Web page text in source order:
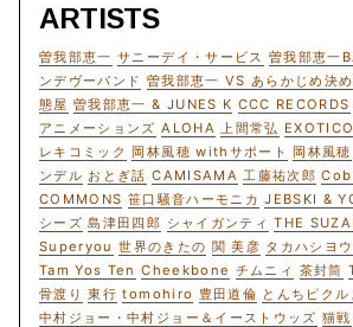
ARTISTS
曽我部恵一 サニーデイ・サービス 曽我部恵一
ンデヴーバンド 曽我部恵一 VS あらかじめ決
態屋 曽我部恵一 & JUNES K CCC RECORDS
アニメーションズ ALOHA 上間常弘
レキコミック 岡林風穂 withサポート 岡林風穂
ンデル おとぎ話 CAMISAMA 工藤祐次郎
COMMONS 笹口騒音ハーモニカ JEBSKI &
シーズ 島津田四郎 シャイガンティ THE
Superyou 世界のきたの 関 美彦 タカハシヨ
Tam Yos Ten Cheekbone チムニィ 茶封筒
骨渡り 東行 tomohiro 豊田道倫 とんちピクル
中村ジョー・中村ジョー＆イーストウッズ 猫戦